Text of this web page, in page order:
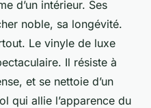
d’un intérieur. Ses
noble, sa longévité.
Le vinyle de luxe
Il résiste à
et se nettoie d’un
qui allie l’apparence du